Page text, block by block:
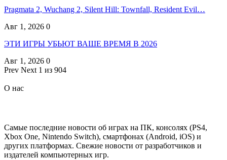
Pragmata 2, Wuchang 2, Silent Hill: Townfall, Resident Evil…
Авг 1, 2026 0
ЭТИ ИГРЫ УБЬЮТ ВАШЕ ВРЕМЯ В 2026
Авг 1, 2026 0
Prev Next 1 из 904
О нас
Самые последние новости об играх на ПК, консолях (PS4,
Xbox One, Nintendo Switch), смартфонах (Android, iOS) и
других платформах. Свежие новости от разработчиков и
издателей компьютерных игр.